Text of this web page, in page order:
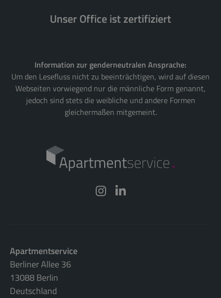
Unser Office ist zertifiziert
Information zur genderneutralen Ansprache:
Um den Lesefluss nicht zu beeinträchtigen, wird auf diesen
Webseiten vorwiegend nur die männliche Form genannt,
jedoch sind stets die weibliche und andere Formen
gleichermaßen mitgemeint.
Apartmentservice
Berliner Allee 36
13088 Berlin
Deutschland